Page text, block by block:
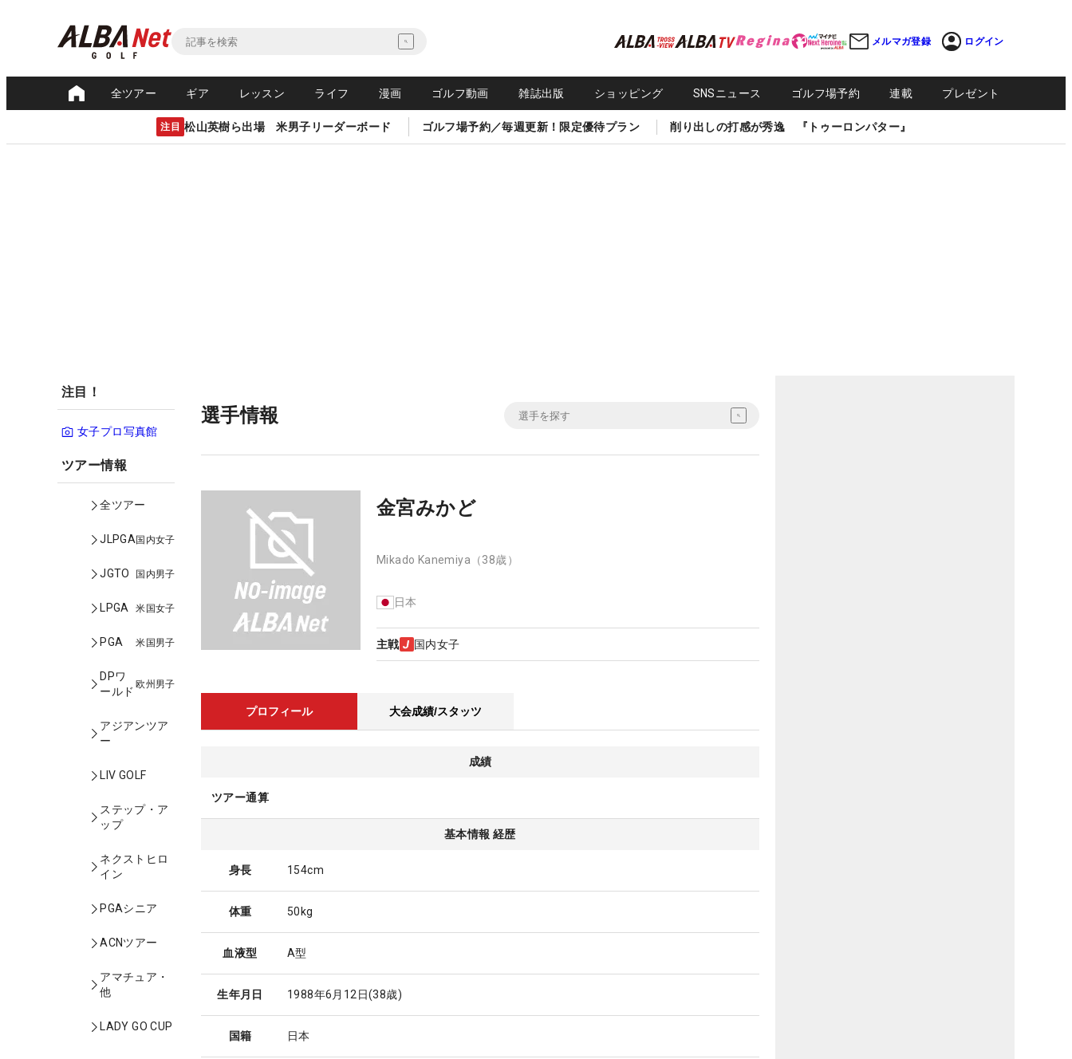
メルマガ登録 ログイン
全ツアー ギア レッスン ライフ 漫画 ゴルフ動画 雑誌出版 ショッピング SNSニュース ゴルフ場予約 連載 プレゼント
注目 松山英樹ら出場 米男子リーダーボード ゴルフ場予約／毎週更新！限定優待プラン 削り出しの打感が秀逸 『トゥーロンパター』
注目！
女子プロ写真館
ツアー情報
全ツアー
JLPGA国内女子
JGTO 国内男子
LPGA 米国女子
PGA 米国男子
DPワ
ールド
欧州男子
アジアンツア
ー
LIV GOLF
ステップ・ア
ップ
ネクストヒロ
イン
PGAシニア
ACNツアー
アマチュア・
他
LADY GO CUP
選手情報
金宮みかど
Mikado Kanemiya （38歳）
日本
主戦 国内女子
プロフィール 大会成績/スタッツ
成績
ツアー通算
基本情報 経歴
身長 154cm
体重 50kg
血液型 A型
生年月日 1988年6月12日(38歳)
国籍 日本